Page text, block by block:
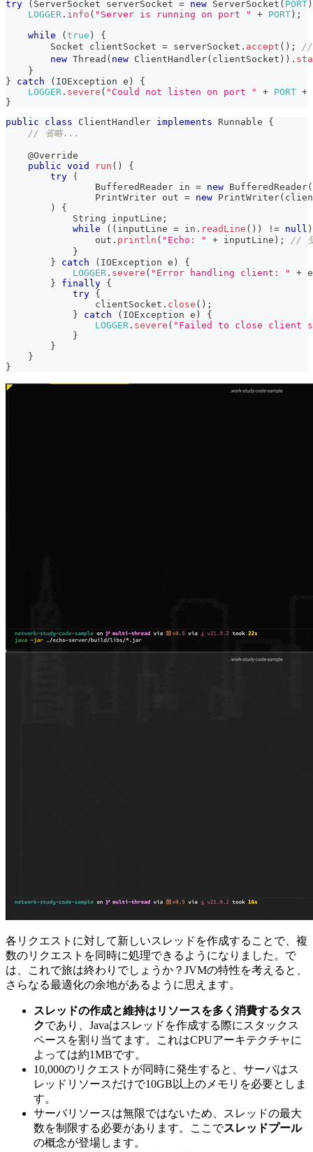
try ( ServerSocket serverSocket = new ServerSocket ( PORT )
LOGGER . info ( "Server is running on port " + PORT ) ;
while
( true )
{
Socket clientSocket = serverSocket . accept ( ) ;
//
new Thread ( new ClientHandler( clientSocket ) ) .
}
}
catch ( IOException e )
{
LOGGER . severe ( "Could not listen on port " + PORT +
}
public
class ClientHandler implements Runnable
{
// 省略...
@Override
public void run ( )
{
try
(
BufferedReader in = new BufferedReader(
PrintWriter out = new PrintWriter(
)
{
String inputLine ;
while
( ( inputLine = in . readLine ( ) ) != null )
                out
. println ( "Echo: " + inputLine ) ;
// 受
}
}
catch ( IOException e )
{
LOGGER . severe ( "Error handling client: " + e
}
finally {
try {
                clientSocket
. close ( ) ;
}
catch ( IOException e )
{
LOGGER . severe ( "Failed to close client
}
}
}
}
各リクエストに対して新しいスレッドを作成することで、複
数のリクエストを同時に処理できるようになりました。で
は、これで旅は終わりでしょうか？JVMの特性を考えると、
さらなる最適化の余地があるように思えます。
スレッドの作成と維持はリソースを多く消費するタス
クであり、Javaはスレッドを作成する際にスタックス
ペースを割り当てます。これはCPUアーキテクチャに
よっては約1MBです。
10,000のリクエストが同時に発生すると、サーバはス
レッドリソースだけで10GB以上のメモリを必要としま
す。
サーバリソースは無限ではないため、スレッドの最大
数を制限する必要があります。ここでスレッドプール
の概念が登場します。